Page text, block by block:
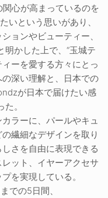
心が高まっているのを
いという思いがあり、
ョンやビューティー、
明かした上で、“玉城テ
ーを愛する方々にとっ
深い理解と、日本での
が日本で届けたい感
。
ラーに、パールやキュ
繊細なデザインを取り
さを自由に表現できる
ット、イヤーアクセサ
を実現している。
での5日間、